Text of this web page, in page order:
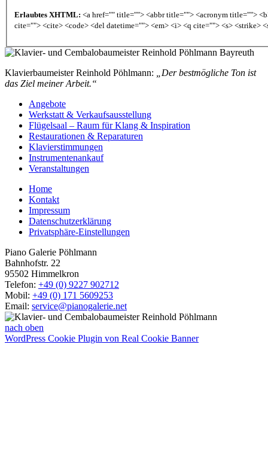
Erlaubtes XHTML: <a href="" title=""> <abbr title=""> <acronym title="">
cite=""> <cite> <code> <del datetime=""> <em> <i> <q cite=""> <s> <strike>
Klavierbaumeister Reinhold Pöhlmann:
„Der bestmögliche Ton ist
das Ziel meiner Arbeit.“
Angebote
Werkstatt & Verkaufsausstellung
Flügelsaal – Raum für Klang & Inspiration
Restaurationen & Reparaturen
Klavierstimmungen
Instrumentenankauf
Veranstaltungen
Home
Kontakt
Impressum
Datenschutzerklärung
Privatsphäre-Einstellungen
Piano Galerie Pöhlmann
Bahnhofstr. 22
95502 Himmelkron
Telefon: +49 (0) 9227 902712
Mobil: +49 (0) 171 5609253
Email: service@pianogalerie.net
nach oben
WordPress Cookie Plugin von Real Cookie Banner